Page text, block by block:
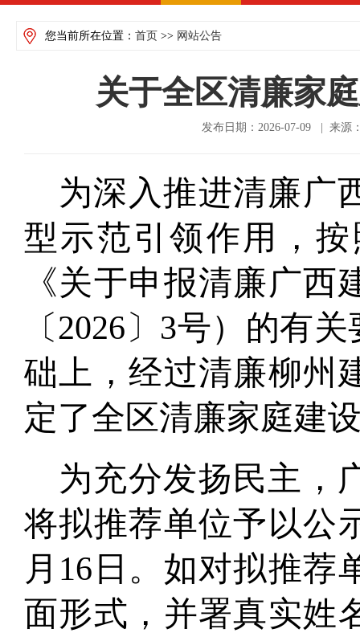
您当前所在位置： 首页 >> 网站公告
关于全区清廉家
发布日期：2026-07-09 | 来
为深入推进清廉广
型示范引领作用， 按
《关于申报清廉广
〔2026 〕 3号）的有关
础上，经过清廉柳州
定了全区清廉家庭建
为充分发扬民主，
将拟推荐单位予以公
月 16 日。如对拟推荐
面形式，并署真实姓